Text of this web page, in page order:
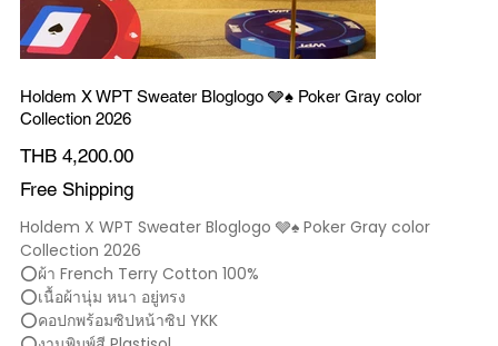
Holdem X WPT Sweater Bloglogo 🩶♠️ Poker Gray color
Collection 2026
價
格
THB 4,200.00
Free Shipping
Holdem X WPT Sweater Bloglogo 🩶♠️ Poker Gray color
Collection 2026
⭕️ผ้า French Terry Cotton 100%
⭕️เนื้อผ้านุ่ม หนา อยู่ทรง
⭕️คอปกพร้อมซิปหน้าซิป YKK